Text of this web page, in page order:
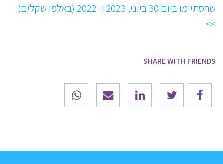
שהסתיימו ביום 30 ביוני, 2023 ו- 2022 (באלפי שקלים)
>>
SHARE WITH FRIENDS